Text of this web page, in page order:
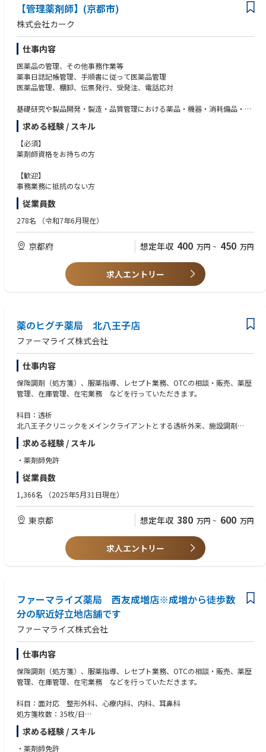
【管理薬剤師】(京都市)
株式会社カーク
仕事内容
医薬品の管理、その他事務作業等
薬事日誌記帳管理、手順書に従って医薬品管理
医薬品管理、棚卸、伝票発行、受発注、電話応対
基礎研究や製品開発・製造・品質管理における薬品・機器・消耗備品・設
備に
関するサポートを行っている企業での管理薬剤師及び営業事務業務になり
ます。
お客様に研究・開発、製造、診療といった本来の業務に集中していただく
完全週休2日・土日祝が定休、残業もほとんどなく、仕事とプライベート
両立させたい方にお勧めの求人です。
薬局や病院では経験できない業務も経験でき、知見を広げられる職場で
す。
求める経験 / スキル
【必須】
薬剤師資格をお持ちの方
【歓迎】
事務業務に抵抗のない方
従業員数
278名 （令和7年6月現在）
京都府 想定年収 400 万円 ~ 450 万円
求人エントリー
薬のヒグチ薬局 北八王子店
ファーマライズ株式会社
仕事内容
保険調剤（処方箋）、服薬指導、レセプト業務、OTCの相談・販売、薬歴
管理、在庫管理、在宅業務 などを行っていただきます。
科目：透析
北八王子クリニックをメインクライアントとする透析外来、施設調剤
処方箋枚数：117枚/日
人数構成：
薬剤師：5.5名
求める経験 / スキル
・薬剤師免許
従業員数
1,366名 （2025年5月31日現在）
東京都 想定年収 380 万円 ~ 600 万円
求人エントリー
ファーマライズ薬局 西友成増店※成増から徒歩数
分の駅近好立地店舗です
ファーマライズ株式会社
仕事内容
保険調剤（処方箋）、服薬指導、レセプト業務、OTCの相談・販売、薬歴
管理、在庫管理、在宅業務 などを行っていただきます。
科目：面対応 整形外科、心療内科、内科、耳鼻科
処方箋枚数：35枚/日
人数構成：
薬剤師：2名
医療事務：1名
求める経験 / スキル
・薬剤師免許